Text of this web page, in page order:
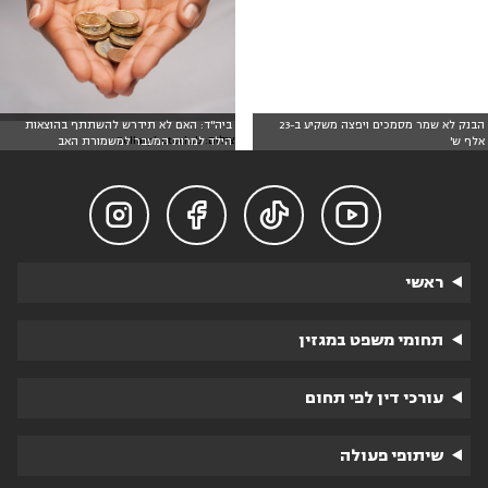
הבנק לא שמר מסמכים ויפצה משקיע ב-23
אלף ש'
ביה"ד: האם לא תידרש להשתתף בהוצאות
הילד למרות המעבר למשמורת האב
צילום: Dollarphotoclub




ראשי
תחומי משפט במגזין
עורכי דין לפי תחום
שיתופי פעולה